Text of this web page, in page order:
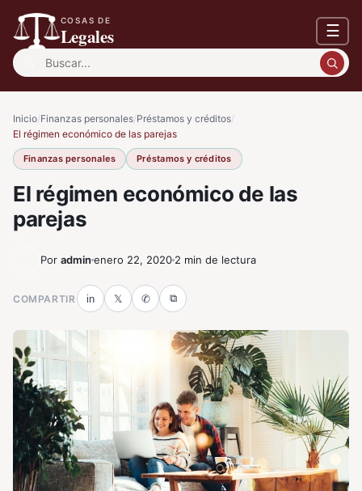
COSAS DE
Legales ☰
Buscar:
Inicio/Finanzas personales/Préstamos y créditos/
El régimen económico de las parejas
Finanzas personales Préstamos y créditos
El régimen económico de las
parejas
Por admin enero 22, 2020 2 min de lectura
COMPARTIR in 𝕏 ✆ ⧉